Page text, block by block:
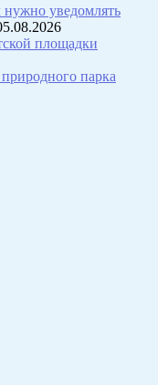
нужно уведомлять
площадки
парка